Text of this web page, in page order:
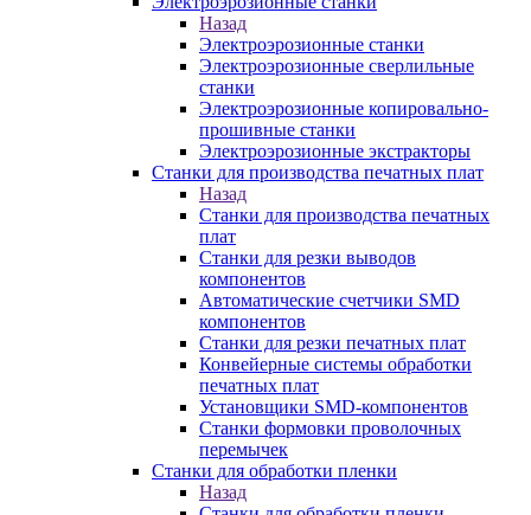
Назад
Электроэрозионные станки
Электроэрозионные сверлильные
станки
Электроэрозионные копировально-
прошивные станки
Электроэрозионные экстракторы
Станки для производства печатных плат
Назад
Станки для производства печатных
плат
Станки для резки выводов
компонентов
Автоматические счетчики SMD
компонентов
Станки для резки печатных плат
Конвейерные системы обработки
печатных плат
Установщики SMD-компонентов
Станки формовки проволочных
перемычек
Станки для обработки пленки
Назад